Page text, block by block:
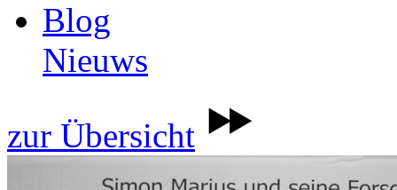
Blog
Nieuws
zur Übersicht